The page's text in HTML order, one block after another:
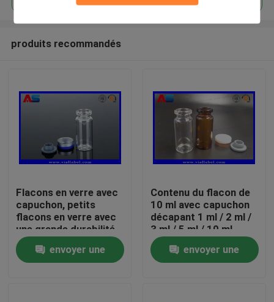
Maison
Produits
produits recommandés
Flacons en verre avec
capuchon, petits
flacons en verre avec
une grande durabilité
et un capuchon
dépliableenvoyer une
Contenu du flacon de
10 ml avec capuchon
décapant 1 ml / 2 ml /
3 ml / 5 ml / 10 ml
envoyer une